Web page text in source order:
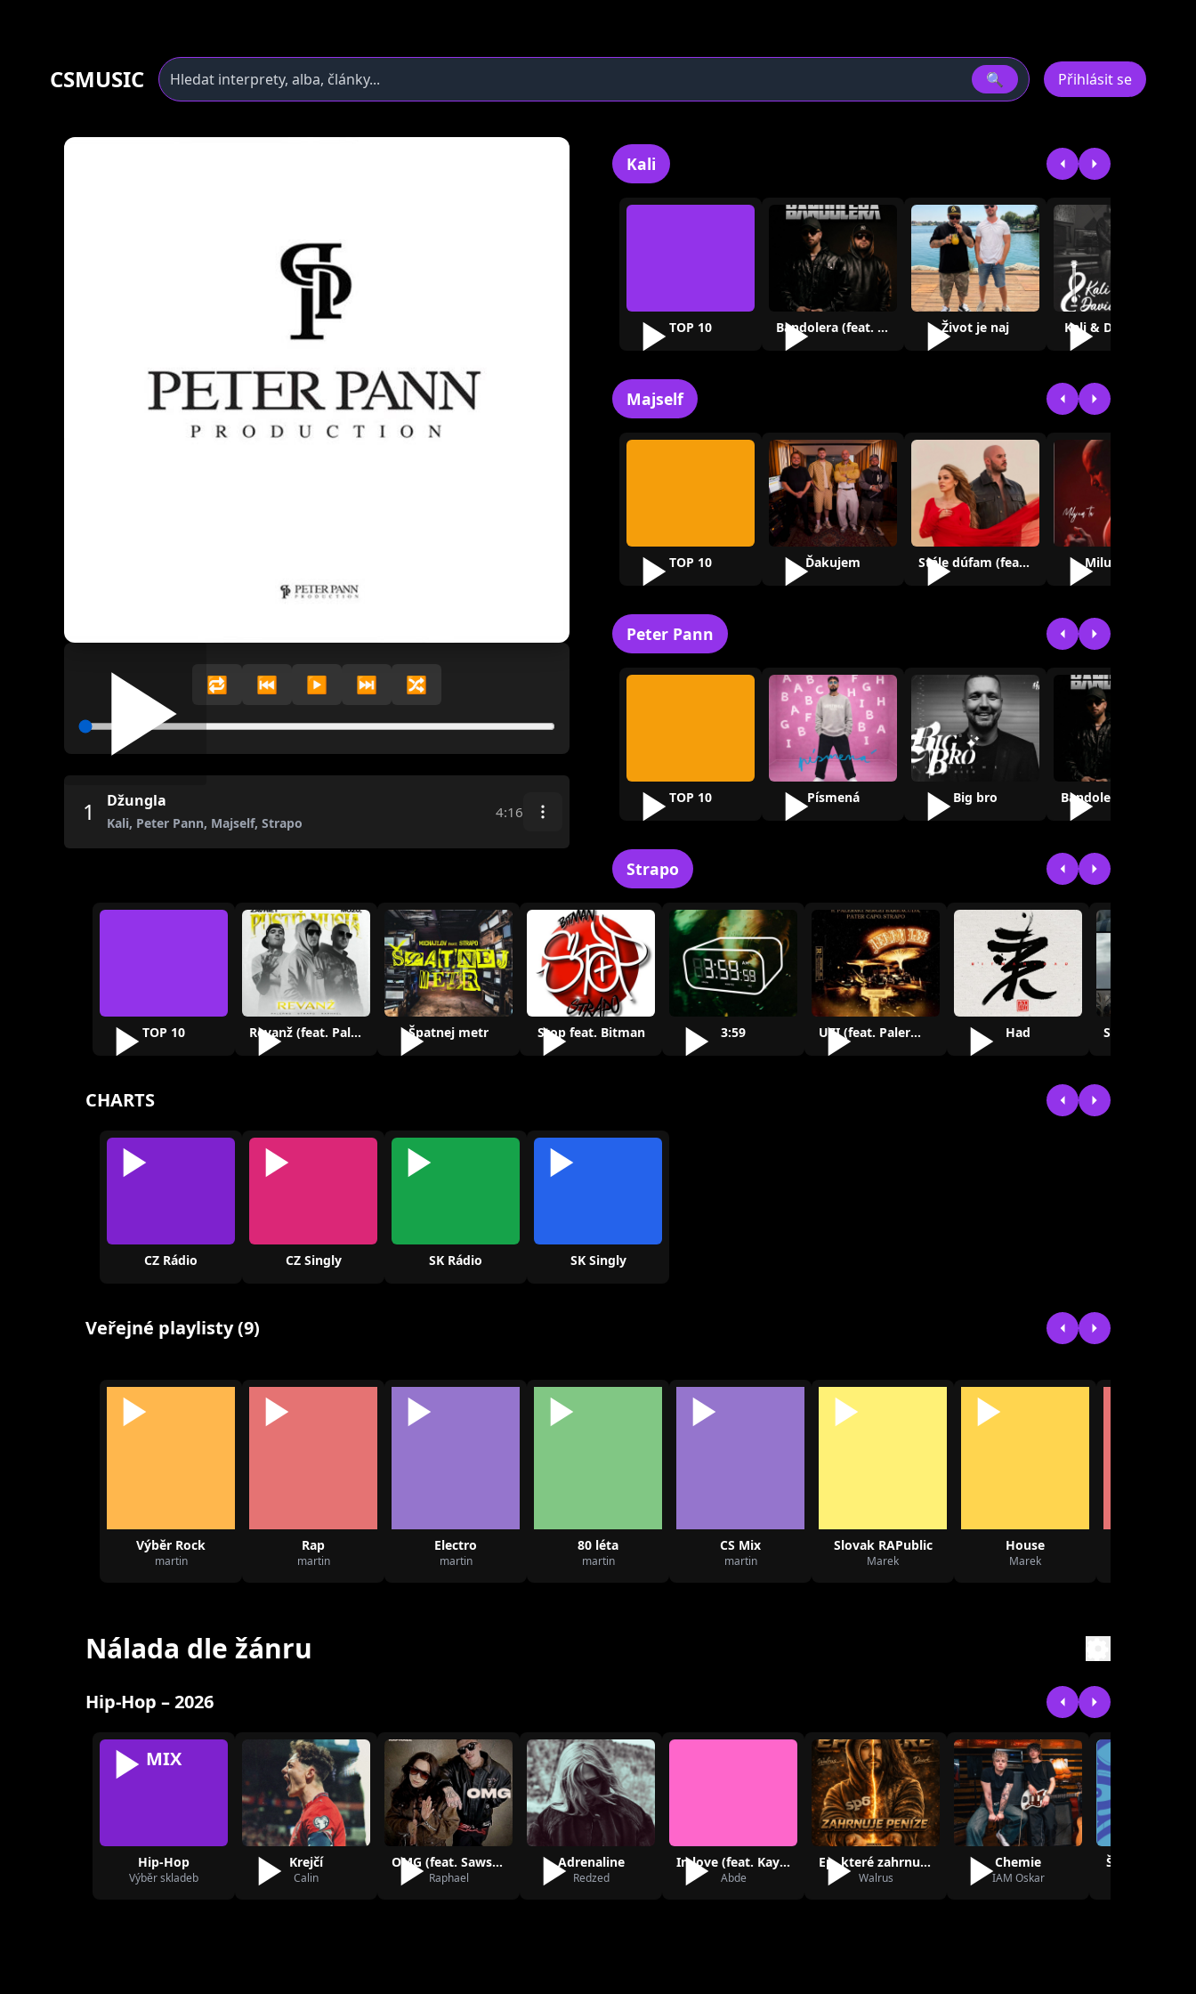
CSMUSIC 🔍 Přihlásit se
🔁 ⏮️ ▶️ ⏭️ 🔀
1 Džungla
Kali, Peter Pann, Majself, Strapo
4:16
Kali
TOP 10 Bandolera (feat. ILYAH) Život je naj Kali & Dávid Bílek
Majself
TOP 10 Ďakujem Stále dúfam (feat. Filipian) Milujem ťa
Peter Pann
TOP 10 Písmená Big bro
Strapo
TOP 10 Revanž (feat. Palermo) Špatnej metr Stop feat. Bitman 3:59 UZI (feat. Palermo, Pater Capo, Jerry Le… Had
CHARTS
CZ Rádio CZ Singly SK Rádio SK Singly
Veřejné playlisty (9)
Výběr Rock
martin
Rap
martin
Electro
martin
80 léta
martin
CS Mix
martin
Slovak RAPublic
Marek
House
Marek
Nálada dle žánru
Hip-Hop – 2026
MIX
Hip-Hop
Výběr skladeb
Krejčí
Calin
OMG (feat. Sawsane)
Raphael
Adrenaline
Redzed
In love (feat. Kayo)
Abde
Ep, které zahrnuje peníze (feat. Pawlie …
Walrus
Chemie
IAM Oskar
Šoulet (feat.